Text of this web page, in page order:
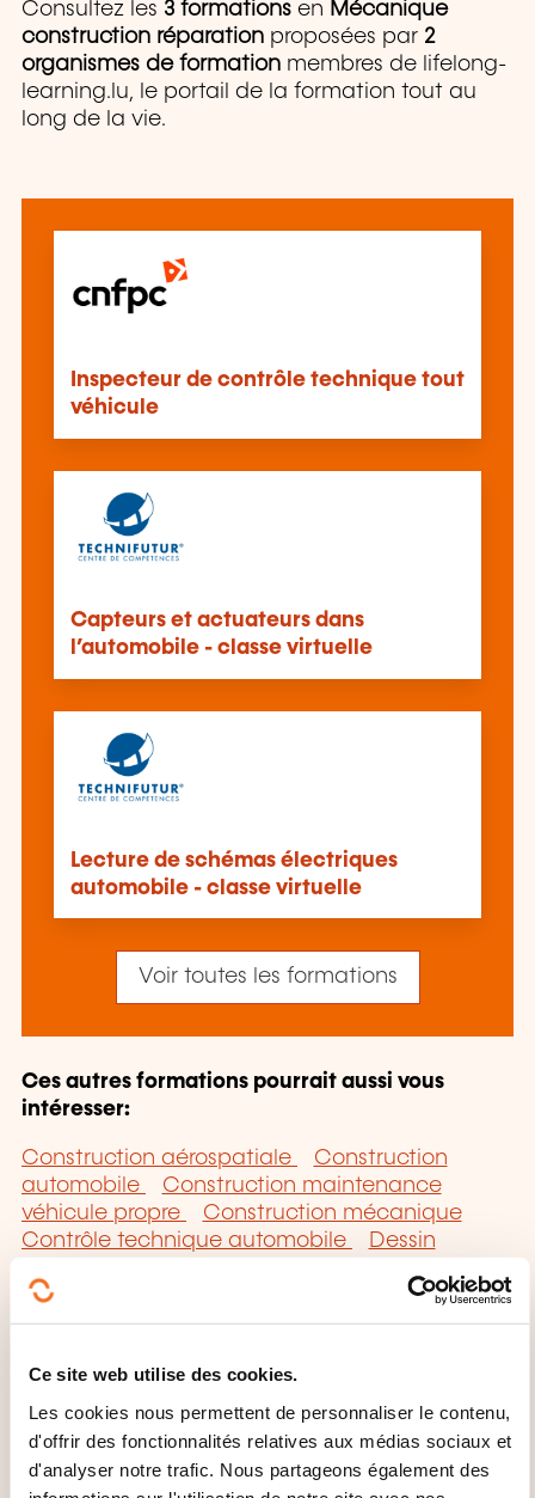
Ce site web utilise des cookies.
Les cookies nous permettent de personnaliser le contenu,
d'offrir des fonctionnalités relatives aux médias sociaux et
d'analyser notre trafic. Nous partageons également des
Consultez les 3 formations en Mécanique
construction réparation proposées par 2
organismes de formation membres de lifelong-
learning.lu, le portail de la formation tout au
long de la vie.
Inspecteur de contrôle technique tout
véhicule
Capteurs et actuateurs dans
l’automobile - classe virtuelle
Lecture de schémas électriques
automobile - classe virtuelle
Voir toutes les formations
Ces autres formations pourrait aussi vous
intéresser:
Construction aérospatiale
Construction
automobile
Construction maintenance
véhicule propre
Construction mécanique
Contrôle technique automobile
Dessin
automobile
Electronique automobile
Entretien mécanique
Lubrification
Sécurité mécanique construction réparation
Transmission mécanique